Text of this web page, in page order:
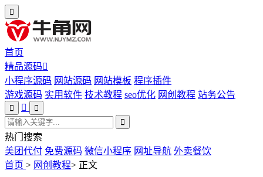
首页
精品源码
小程序源码 网站源码 网站模板 程序插件
游戏源码 实用软件 技术教程 seo优化 网创教程 站务公告
热门搜索
美团代付 免费源码 微信小程序 网址导航 外卖餐饮
首页 > 网创教程> 正文